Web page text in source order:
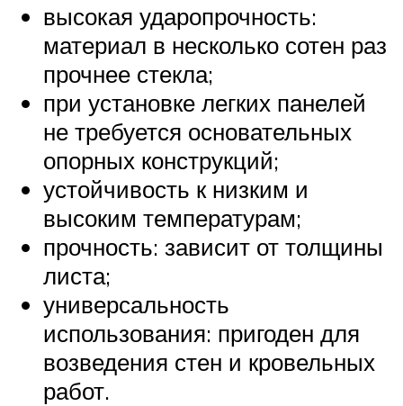
высокая ударопрочность:
материал в несколько сотен раз
прочнее стекла;
при установке легких панелей
не требуется основательных
опорных конструкций;
устойчивость к низким и
высоким температурам;
прочность: зависит от толщины
листа;
универсальность
использования: пригоден для
возведения стен и кровельных
работ.